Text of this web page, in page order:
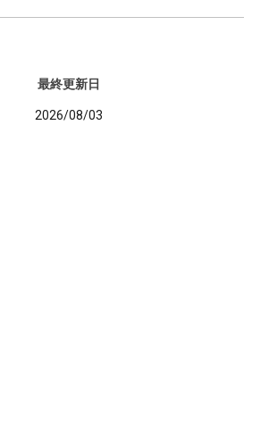
最終更新日
2026/08/03